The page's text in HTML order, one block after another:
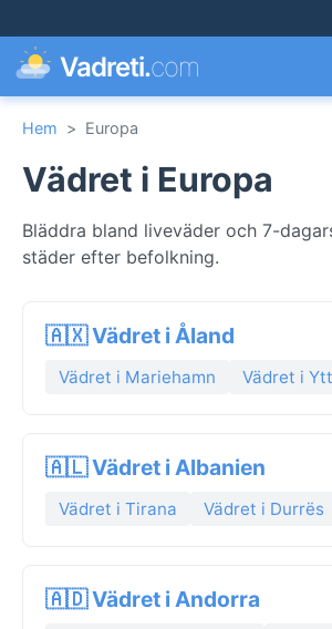
Vadreti.com
Hem > Europa
Vädret i Europa
Bläddra bland liveväder och 7-
städer efter befolkning.
🇦🇽 Vädret i Åland
Vädret i Mariehamn Vädret i
🇦🇱 Vädret i Albanien
Vädret i Tirana Vädret i Durrës
🇦🇩 Vädret i Andorra